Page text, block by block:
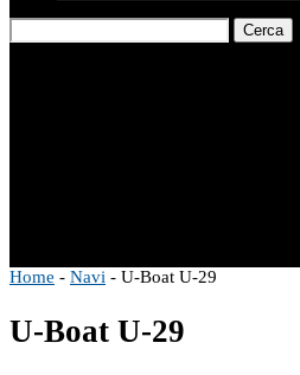
Cerca
Home - Navi - U-Boat U-29
U-Boat U-29